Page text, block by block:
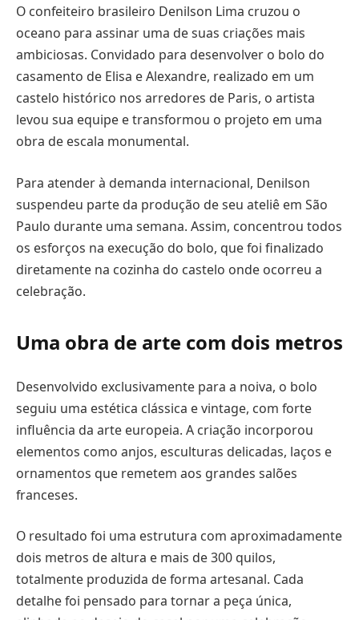
O confeiteiro brasileiro Denilson Lima cruzou o
oceano para assinar uma de suas criações mais
ambiciosas. Convidado para desenvolver o bolo do
casamento de Elisa e Alexandre, realizado em um
castelo histórico nos arredores de Paris, o artista
levou sua equipe e transformou o projeto em uma
obra de escala monumental.
Para atender à demanda internacional, Denilson
suspendeu parte da produção de seu ateliê em São
Paulo durante uma semana. Assim, concentrou todos
os esforços na execução do bolo, que foi finalizado
diretamente na cozinha do castelo onde ocorreu a
celebração.
Uma obra de arte com dois metros
Desenvolvido exclusivamente para a noiva, o bolo
seguiu uma estética clássica e vintage, com forte
influência da arte europeia. A criação incorporou
elementos como anjos, esculturas delicadas, laços e
ornamentos que remetem aos grandes salões
franceses.
O resultado foi uma estrutura com aproximadamente
dois metros de altura e mais de 300 quilos,
totalmente produzida de forma artesanal. Cada
detalhe foi pensado para tornar a peça única,